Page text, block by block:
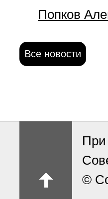
Попков
Все новости
При
©